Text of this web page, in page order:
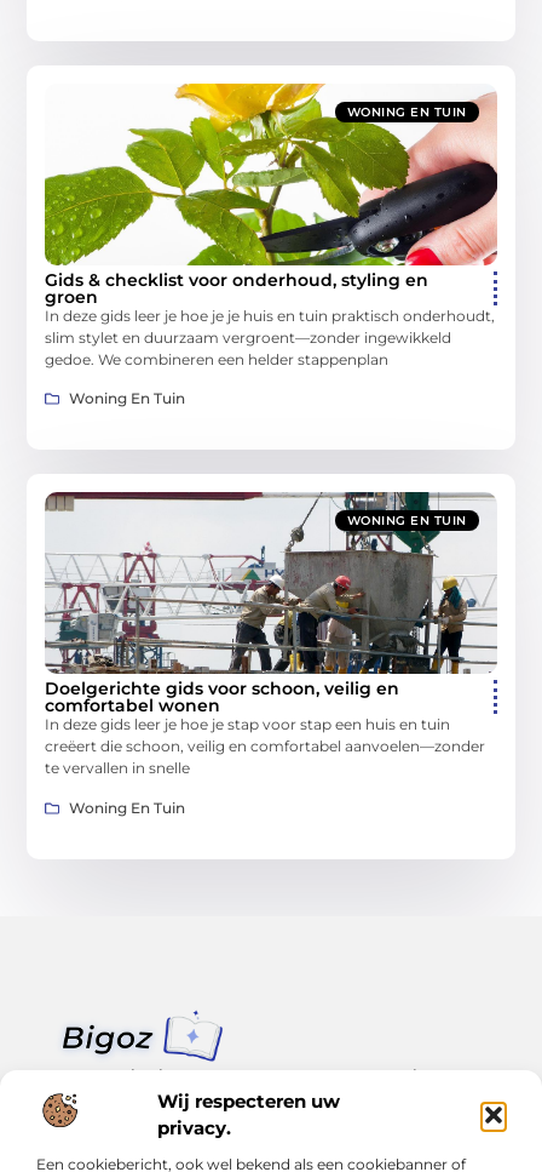
Wij respecteren uw
privacy.
Een cookiebericht, ook wel bekend als een cookiebanner of
WONING EN TUIN
Gids & checklist voor onderhoud, styling en
groen
In deze gids leer je hoe je je huis en tuin praktisch onderhoudt,
slim stylet en duurzaam vergroent—zonder ingewikkeld
gedoe. We combineren een helder stappenplan
Woning En Tuin
WONING EN TUIN
Doelgerichte gids voor schoon, veilig en
comfortabel wonen
In deze gids leer je hoe je stap voor stap een huis en tuin
creëert die schoon, veilig en comfortabel aanvoelen—zonder
te vervallen in snelle
Woning En Tuin
Van klein nieuws tot grote trends – alles op Bigoz.nl.
Lees inspirerende blogs en artikelen over het dagelijks leven,
actualiteit en meer.